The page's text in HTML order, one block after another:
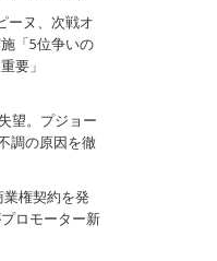
ーヌ、次戦オ
「5位争いの
要」
望。プジョー
調の原因を徹
業権契約を発
ロモーター新